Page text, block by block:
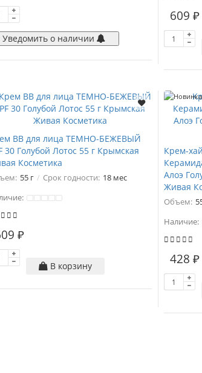
Уведомить о наличии
609 ₽
ВВ для лица ТЕМНО-БЕЖЕВЫЙ
30 Голубой Лотос 55 г Крымская
Косметика
55 г Срок годности: 18 мес
₽
В корзину
Новинка
Крем-
Алоэ
Живая
Объем:
Наличие:
428 ₽